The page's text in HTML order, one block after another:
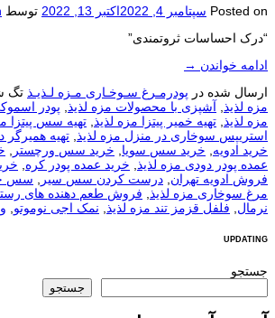
Posted on سپتامبر 4, 2022 اکتبر 13, 2022 توسط
“درک احساسات ثروتمندی”
ادامه خواندن →
ارسال شده در پودرمـرغ سـوخـاری مـزه لـذیـذ تگ
مزه لذیذ
آشپزی با محصولات مزه لذیذ پودر
مزه لذیذ
تهیه خمیر پیتزا مزه لذیذ تهیه سس پیتزا
استریپس سوخاری در منزل مزه لذیذ
تهیه
خرید ادویه
خرید سس سویا خرید سس ورچستر
عمده پودر دودی مزه لذیذ
خرید عمده پودر کره
فروش ادویه تهران درست کردن سس سیر سس
مرغ سوخاری مزه لذیذ
فروش طعم دهنده های
نرمال
فلفل قزمز تند مزه لذیذ نمک اجی نوموتو
UPDATING
جستجو
جستجو